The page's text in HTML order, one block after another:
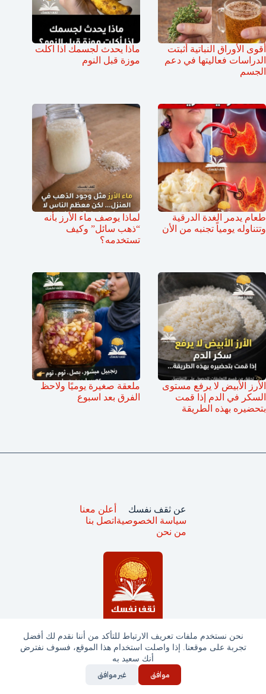
نحن نستخدم ملفات تعريف الارتباط للتأكد من أننا نقدم لك أفضل
تجربة على موقعنا. إذا واصلت استخدام هذا الموقع، فسوف نفترض
أنك سعيد به
موافق غير موافق
أقوى الأوراق النباتية أثبتت
الدراسات فعاليتها في دعم
الجسم
ماذا يحدث لجسمك اذا اكلت
موزة قبل النوم
طعام يدمر الغدة الدرقية
وتتناوله يومياً تجنبه من الأن
لماذا يوصف ماء الأرز بأنه
“ذهب سائل” وكيف
تستخدمه؟
الأرز الأبيض لا يرفع مستوى
السكر في الدم إذا قمت
بتحضيره بهذه الطريقة
ملعقة صغيرة يوميًا ولاحظ
الفرق بعد اسبوع
جميع الحقوق محفوظة © ثقف نفسك 2025
عن ثقف نفسك
سياسة الخصوصية
من نحن
أعلن معنا
اتصل بنا